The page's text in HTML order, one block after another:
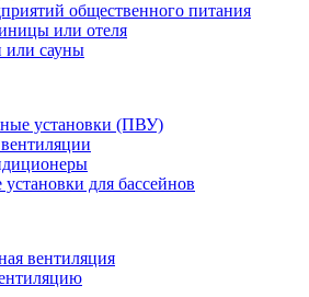
общественного питания
или отеля
или сауны
установки (ПВУ)
для бассейнов
вентиляция